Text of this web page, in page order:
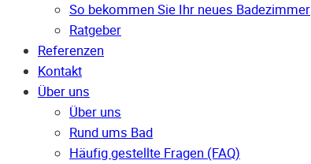
So bekommen Sie Ihr neues Badezimmer
Ratgeber
Referenzen
Kontakt
Über uns
Über uns
Rund ums Bad
Häufig gestellte Fragen (FAQ)